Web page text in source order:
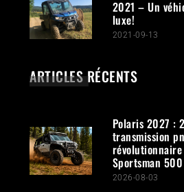
2021 – Un
luxe!
2021-09-13
ARTICLES RÉCENTS
Polaris 2027 :
transmission
Sportsman 500
2026-08-03